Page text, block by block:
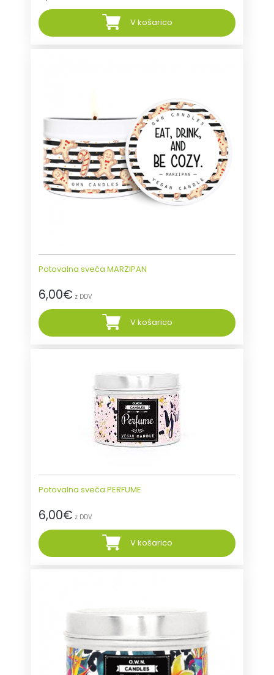
V košarico
Potovalna sveča MARZIPAN
6,00€ z DDV
V košarico
Potovalna sveča PERFUME
6,00€ z DDV
V košarico